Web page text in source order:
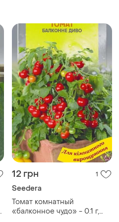
12 грн 1
Seedera
Томат комнатный
«балконное чудо» - 0.1 г,